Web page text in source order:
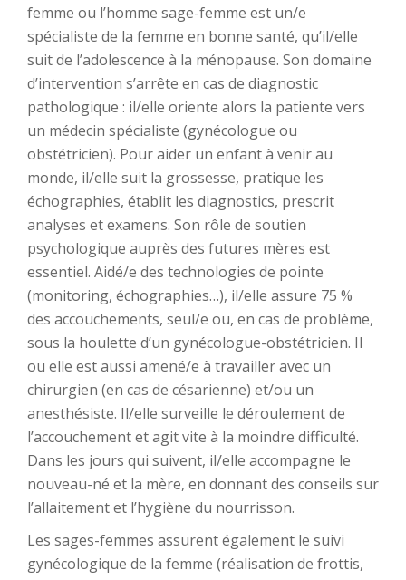
femme ou l’homme sage-femme est un/e
spécialiste de la femme en bonne santé, qu’il/elle
suit de l’adolescence à la ménopause. Son domaine
d’intervention s’arrête en cas de diagnostic
pathologique : il/elle oriente alors la patiente vers
un médecin spécialiste (gynécologue ou
obstétricien). Pour aider un enfant à venir au
monde, il/elle suit la grossesse, pratique les
échographies, établit les diagnostics, prescrit
analyses et examens. Son rôle de soutien
psychologique auprès des futures mères est
essentiel. Aidé/e des technologies de pointe
(monitoring, échographies…), il/elle assure 75 %
des accouchements, seul/e ou, en cas de problème,
sous la houlette d’un gynécologue-obstétricien. Il
ou elle est aussi amené/e à travailler avec un
chirurgien (en cas de césarienne) et/ou un
anesthésiste. Il/elle surveille le déroulement de
l’accouchement et agit vite à la moindre difficulté.
Dans les jours qui suivent, il/elle accompagne le
nouveau-né et la mère, en donnant des conseils sur
l’allaitement et l’hygiène du nourrisson.
Les sages-femmes assurent également le suivi
gynécologique de la femme (réalisation de frottis,